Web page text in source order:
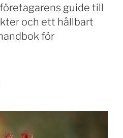
guide till
och ett hållbart
för